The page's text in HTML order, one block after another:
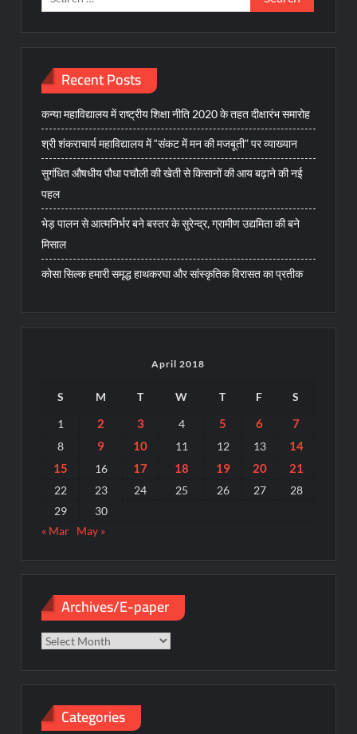
for:
Recent Posts
कन्या महाविद्यालय में राष्ट्रीय शिक्षा नीति 2020 के तहत दीक्षारंभ समारोह
श्री शंकराचार्य महाविद्यालय में “संकट में मन की मजबूती” पर व्याख्यान
सुगंधित औषधीय पौधा पचौली की खेती से किसानों की आय बढ़ाने की नई
पहल
भेड़ पालन से आत्मनिर्भर बने बस्तर के सुरेन्द्र, ग्रामीण उद्यमिता की बने
मिसाल
कोसा सिल्क हमारी समृद्ध हाथकरघा और सांस्कृतिक विरासत का प्रतीक
April 2018
S M T W T F
S
1
2 3 4 5 6 7
8 9 10 11 12 13
14
15
16 17 18 19 20 21
22 23 24 25 26 27
28
29
30
« Mar May »
Archives/E-paper
Categories